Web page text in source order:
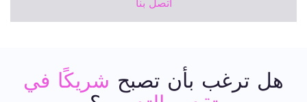
اتصل بنا
هل ترغب بأن تصبح شريكًا في